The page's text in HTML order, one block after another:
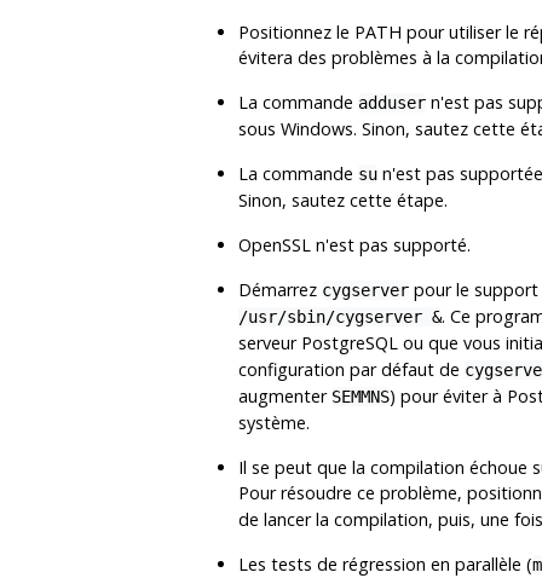
Positionnez le PATH pour utiliser le
évitera des problèmes à la
La commande addusern'est pas
sous Windows. Sinon, sautez cette
La commande sun'est pas
Sinon, sautez cette étape.
OpenSSLn'est pas supporté.
Démarrez cygserverpour le support
/usr/sbin/cygserver &. Ce
serveur PostgreSQL ou que vous
configuration par défaut de
augmenter SEMMNS) pour éviter à
système.
Il se peut que la compilation échoue
Pour résoudre ce problème,
de lancer la compilation, puis, une
Les tests de régression en parallèle (